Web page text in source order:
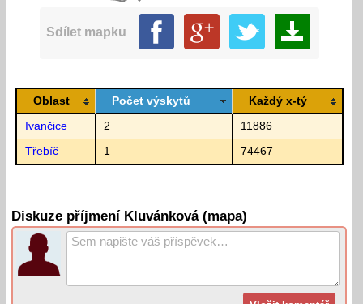
Sdílet mapku
Oblast Počet výskytů Každý x-tý
Ivančice 2 11886
Třebíč 1 74467
Diskuze příjmení Kluvánková (mapa)